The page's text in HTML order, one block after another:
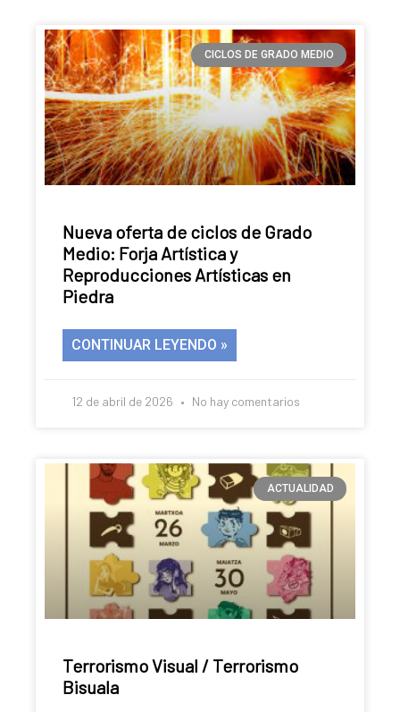
CICLOS DE GRADO MEDIO
Nueva oferta de ciclos de Grado
Medio: Forja Artística y
Reproducciones Artísticas en
Piedra
CONTINUAR LEYENDO »
12 de abril de 2026 No hay comentarios
ACTUALIDAD
Terrorismo Visual / Terrorismo
Bisuala